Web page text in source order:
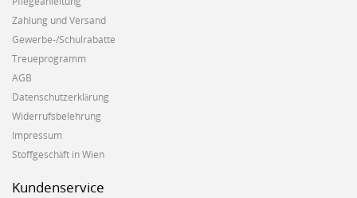
Zahlung und Versand
Gewerbe-/Schulrabatte
Treueprogramm
AGB
Datenschutzerklärung
Widerrufsbelehrung
Impressum
Stoffgeschäft in Wien
Kundenservice